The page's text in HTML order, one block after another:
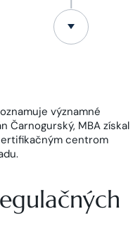
významné
Čarnogurský, MBA získal
centrom